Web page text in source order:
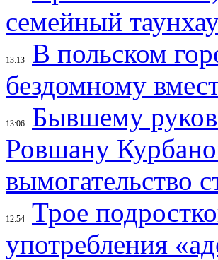
семейный
13:13
В польском
бездомному
13:06
Бывшему
Ровшану
вымогательство
12:54
Трое
употребления